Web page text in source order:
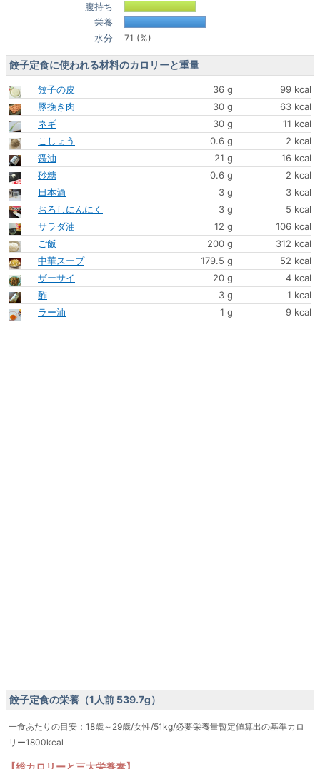
腹持ち
栄養
水分
71 (%)
餃子定食に使われる材料のカロリーと重量
餃子の皮 36 g
99 kcal
豚挽き肉
30 g
63 kcal
ネギ
30 g
11 kcal
こしょう
0.6 g
2 kcal
醤油
21 g
16 kcal
砂糖
0.6 g
2 kcal
日本酒
3 g
3 kcal
おろしにんにく
3 g
5 kcal
サラダ油
12 g
106 kcal
ご飯
200 g
312 kcal
中華スープ
179.5 g
52 kcal
ザーサイ
20 g
4 kcal
酢
3 g
1 kcal
ラー油
1 g 9 kcal
餃子定食の栄養（1人前 539.7g）
一食あたりの目安：18歳～29歳/女性/51kg/必要栄養量暫定値算出の基準カロ
リー1800kcal
【総カロリーと三大栄養素】